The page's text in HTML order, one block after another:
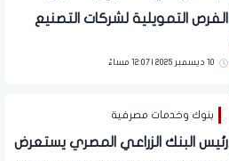
الفرص التمويلية لشركات التصنيع
مشاركته بمعرض فود أفريكا
10 ديسمبر 2025 | 12:07 مساءً
بنوك وخدمات مصرفية
رئيس البنك الزراعي المصري يستعرض